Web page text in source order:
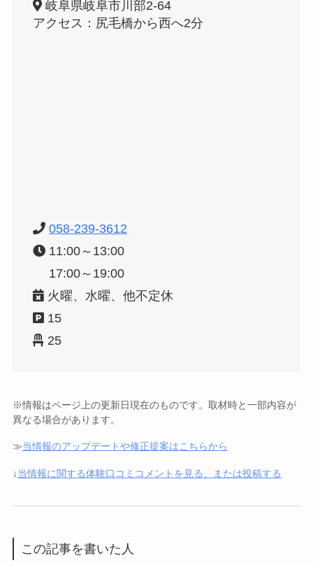
岐阜県岐阜市川部2-64
アクセス：尻毛橋から西へ2分
058-239-3612
11:00～13:00
17:00～19:00
火曜、水曜、他不定休
15
25
※情報はページ上の更新日現在のものです。取材時と一部内容が
異なる場合があります。
≫当情報のアップデートや修正提案はこちらから
↓当情報に関する体験口コミコメントを見る、または投稿する
この記事を書いた人